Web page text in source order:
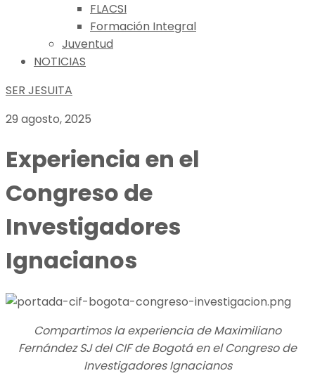
FLACSI
Formación Integral
Juventud
NOTICIAS
SER JESUITA
29 agosto, 2025
Experiencia en el
Congreso de
Investigadores
Ignacianos
Compartimos la experiencia de Maximiliano
Fernández SJ del CIF de Bogotá en el Congreso de
Investigadores Ignacianos